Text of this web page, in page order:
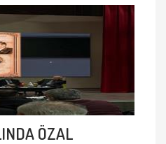
ÖZAL